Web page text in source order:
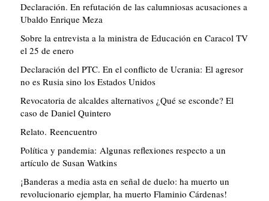
Declaración. En refutación de las calumniosas acusaciones a
Ubaldo Enrique Meza
Sobre la entrevista a la ministra de Educación en Caracol TV
el 25 de enero
Declaración del PTC. En el conflicto de Ucrania: El agresor
no es Rusia sino los Estados Unidos
Revocatoria de alcaldes alternativos ¿Qué se esconde? El
caso de Daniel Quintero
Relato. Reencuentro
Política y pandemia: Algunas reflexiones respecto a un
artículo de Susan Watkins
¡Banderas a media asta en señal de duelo: ha muerto un
revolucionario ejemplar, ha muerto Flaminio Cárdenas!